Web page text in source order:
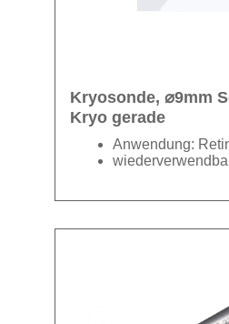
Kryosonde, ⌀9mm
Kryo gerade
Anwendung: